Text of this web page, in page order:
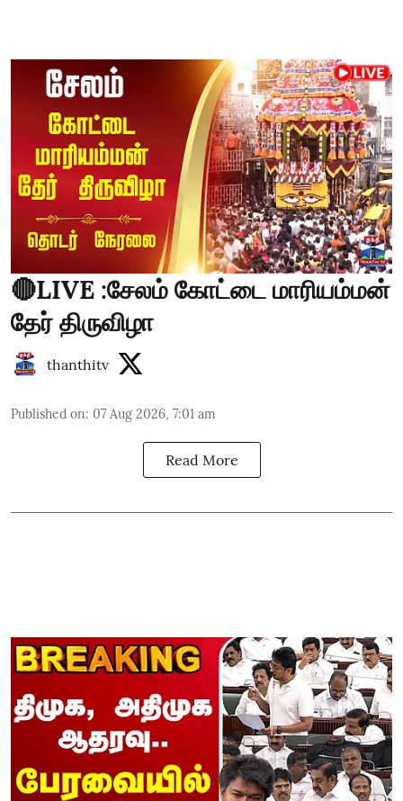
🔴LIVE :சேலம் கோட்டை மாரியம்மன்
தேர் திருவிழா
thanthitv
Published on: 07 Aug 2026, 7:01 am
Read More